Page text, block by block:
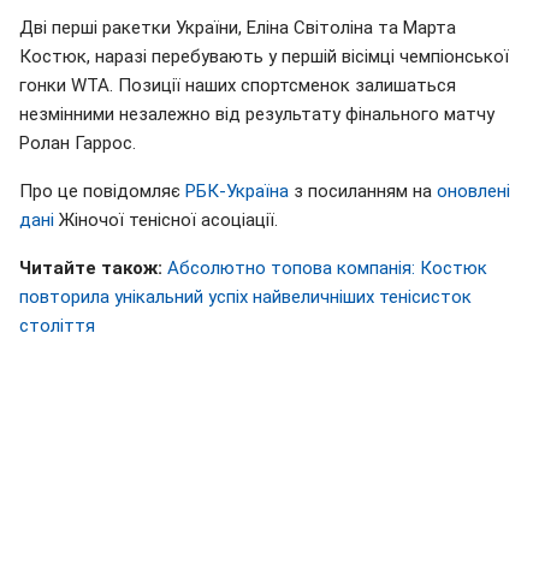
Дві перші ракетки України, Еліна Світоліна та Марта
Костюк, наразі перебувають у першій вісімці чемпіонської
гонки WTA. Позиції наших спортсменок залишаться
незмінними незалежно від результату фінального матчу
Ролан Гаррос.
Про це повідомляє РБК-Україна з посиланням на оновлені
дані Жіночої тенісної асоціації.
Читайте також: Абсолютно топова компанія: Костюк
повторила унікальний успіх найвеличніших тенісисток
століття